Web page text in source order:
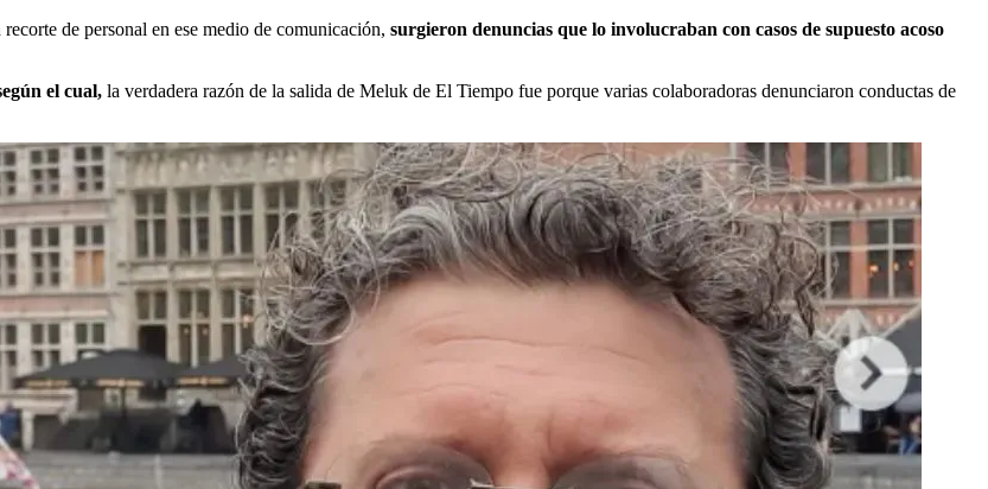
de personal en ese medio de comunicación, surgieron denuncias que lo involucraban con casos de supuesto acoso
el cual, la verdadera razón de la salida de Meluk de El Tiempo fue porque varias colaboradoras denunciaron conductas de